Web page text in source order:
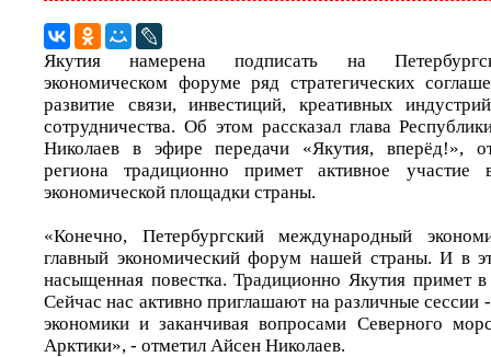
Якутия намерена подписать на
экономическом форуме ряд стратегических
развитие связи, инвестиций, креативных
сотрудничества. Об этом рассказал глава
Николаев в эфире передачи «Якутия, вперёд!»,
региона традиционно примет активное участие
экономической площадки страны.
«Конечно, Петербургский международный
главный экономический форум нашей страны. И в
насыщенная повестка. Традиционно Якутия примет
Сейчас нас активно приглашают на различные сессии
экономики и заканчивая вопросами Северного
Арктики», - отметил Айсен Николаев.